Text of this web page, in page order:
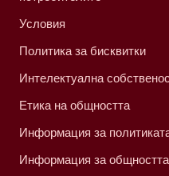
Условия
Политика за бисквитки
Интелектуална
Етика на общността
Информация за
Информация за общността